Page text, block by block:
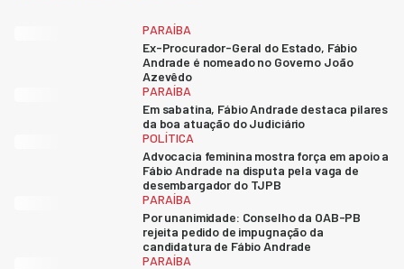
PARAÍBA
Ex-Procurador-Geral do Estado, Fábio
Andrade é nomeado no Governo João
Azevêdo
PARAÍBA
Em sabatina, Fábio Andrade destaca pilares
da boa atuação do Judiciário
POLÍTICA
Advocacia feminina mostra força em apoio a
Fábio Andrade na disputa pela vaga de
desembargador do TJPB
PARAÍBA
Por unanimidade: Conselho da OAB-PB
rejeita pedido de impugnação da
candidatura de Fábio Andrade
PARAÍBA